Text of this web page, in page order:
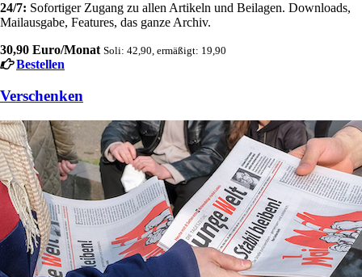
24/7: Sofortiger Zugang zu allen Artikeln und Beilagen. Downloads,
Mailausgabe, Features, das ganze Archiv.
30,90 Euro/Monat Soli: 42,90, ermäßigt: 19,90
Bestellen
Verschenken